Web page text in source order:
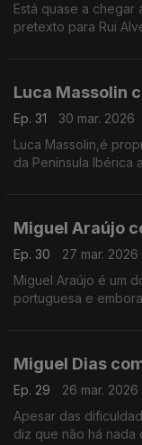
Está quase a chegar
pretexto para Rui
Luca Massolin
Ep. 31
30 mar. 2026
Luca Massolin,é
da Península Ibérica
Miguel Araújo
Ep. 30
27 mar. 2026
Miguel Araújo é um
portuguesa e
Miguel Dias
Ep. 29
26 mar. 2026
Apesar das
diz que não há nada